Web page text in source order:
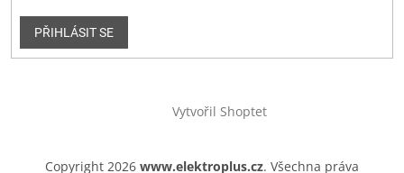
PŘIHLÁSIT SE
Vytvořil Shoptet
Copyright 2026 www.elektroplus.cz. Všechna práva